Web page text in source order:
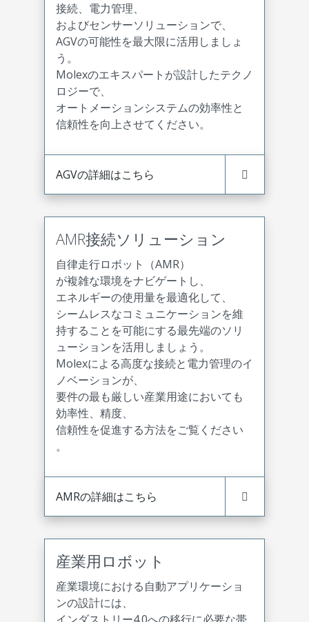
接続、電力管理、
およびセンサーソリューションで、
AGVの可能性を最大限に活用しましょ
う。
Molexのエキスパートが設計したテクノ
ロジーで、
オートメーションシステムの効率性と
信頼性を向上させてください。
AGVの詳細はこちら
AMR接続ソリューション
自律走行ロボット（AMR）
が複雑な環境をナビゲートし、
エネルギーの使用量を最適化して、
シームレスなコミュニケーションを維
持することを可能にする最先端のソリ
ューションを活用しましょう。
Molexによる高度な接続と電力管理のイ
ノベーションが、
要件の最も厳しい産業用途においても
効率性、精度、
信頼性を促進する方法をご覧ください
。
AMRの詳細はこちら
産業用ロボット
産業環境における自動アプリケーショ
ンの設計には、